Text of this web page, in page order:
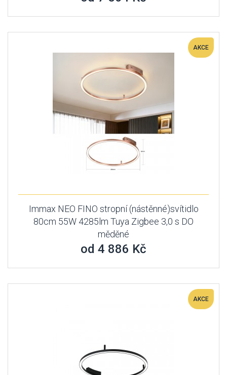
AKCE
Immax NEO FINO stropní (nástěnné)svítidlo
80cm 55W 4285lm Tuya Zigbee 3,0 s DO
měděné
od 4 886 Kč
AKCE